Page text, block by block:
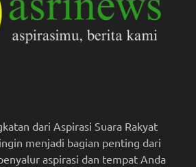
dari Aspirasi Suara Rakyat
menjadi bagian penting dari
aspirasi dan tempat Anda